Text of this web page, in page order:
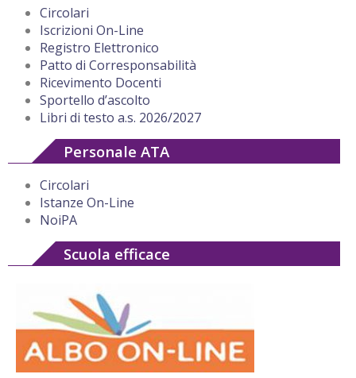
Circolari
Iscrizioni On-Line
Registro Elettronico
Patto di Corresponsabilità
Ricevimento Docenti
Sportello d’ascolto
Libri di testo a.s. 2026/2027
Personale ATA
Circolari
Istanze On-Line
NoiPA
Scuola efficace